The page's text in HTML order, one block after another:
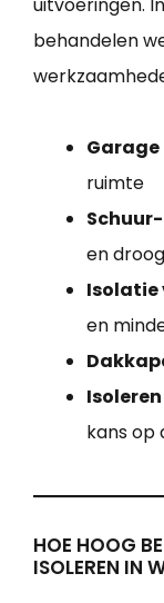
behandelen
Garage
ruimte
en
Isolatie
en
kans op
HOE HOOG
ISOLEREN IN